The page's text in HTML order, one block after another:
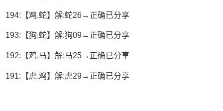
194:【鸡.蛇】解:蛇26→正确已分享
193:【狗.蛇】解:狗09→正确已分享
192:【鸡.马】解:马25→正确已分享
191:【虎.鸡】解:虎29→正确已分享